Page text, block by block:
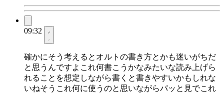
09:32
確かにそう考えるとオルトの書き方とかも迷いがちだ
と思うんですよこれ何書こうかなみたいな読み上げら
れることを想定しながら書くと書きやすいかもしれな
いねそうこれ何に使うのと思いながらパッと見でこれ